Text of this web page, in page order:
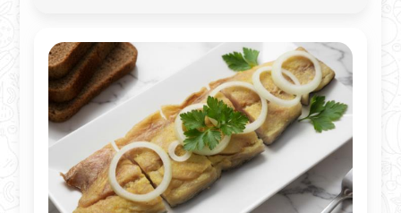
использовать как быстрый перекус,
когда лень готовить что-то сложное.